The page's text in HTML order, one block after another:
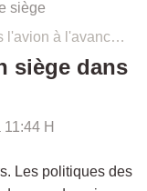
siège
à l'avance ?
siège dans
H
Les politiques des